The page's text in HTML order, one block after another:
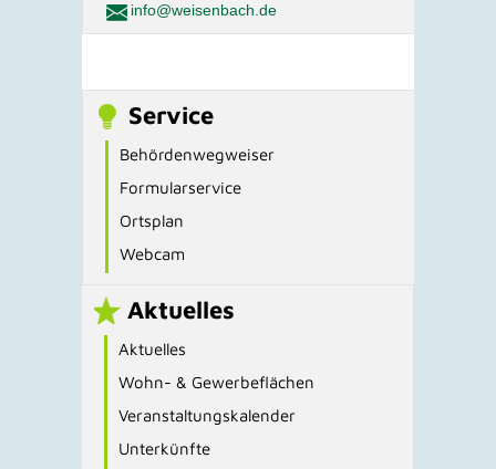
info@weisenbach.de
Service
Behördenwegweiser
Formularservice
Ortsplan
Webcam
Aktuelles
Aktuelles
Wohn- & Gewerbeflächen
Veranstaltungskalender
Unterkünfte